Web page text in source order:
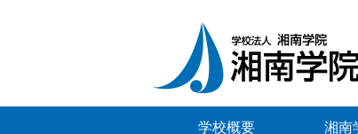
学校概要 湘南